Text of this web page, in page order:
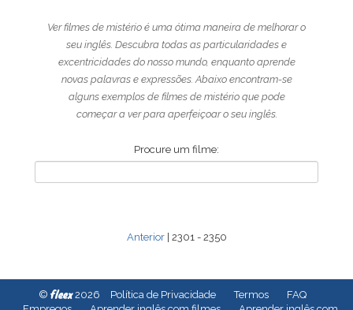
Ver filmes de mistério é uma ótima maneira de melhorar o
seu inglês. Descubra todas as particularidades e
excentricidades do nosso mundo, enquanto aprende
novas palavras e expressões. Abaixo encontram-se
alguns exemplos de filmes de mistério que pode
começar a ver para aperfeiçoar o seu inglês.
Procure um filme:
Anterior| 2301 - 2350
© fleex2026 Política de Privacidade Termos
FAQ